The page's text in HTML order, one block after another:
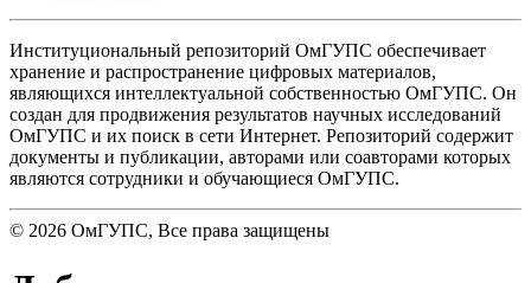
Институциональный репозиторий ОмГУПС обеспечивает
хранение и распространение цифровых материалов,
являющихся интеллектуальной собственностью ОмГУПС. Он
создан для продвижения результатов научных исследований
ОмГУПС и их поиск в сети Интернет. Репозиторий содержит
документы и публикации, авторами или соавторами которых
являются сотрудники и обучающиеся ОмГУПС.
© 2026 ОмГУПС, Все права защищены